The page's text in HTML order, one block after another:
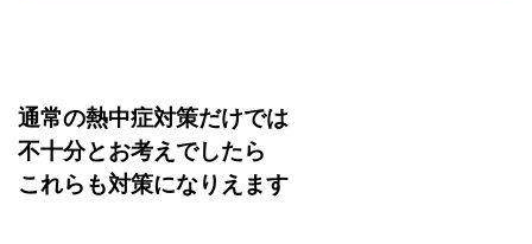
通常の熱中症対策だけでは
不十分とお考えでしたら
これらも対策になりえます